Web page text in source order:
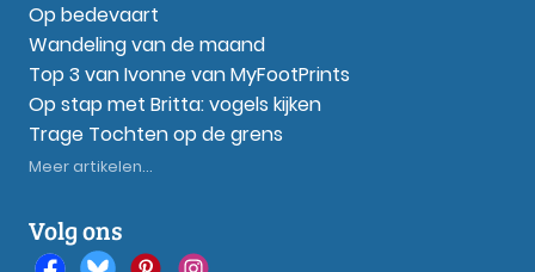
Op bedevaart
Wandeling van de maand
Top 3 van Ivonne van MyFootPrints
Op stap met Britta: vogels kijken
Trage Tochten op de grens
Meer artikelen...
Volg ons